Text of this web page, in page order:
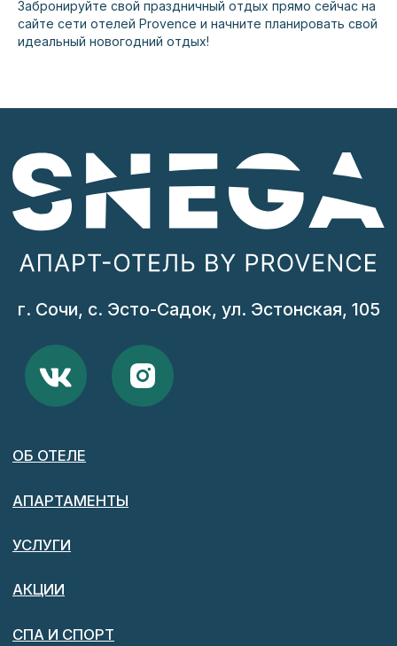
Забронируйте свой праздничный отдых прямо сейчас на
сайте сети отелей Provence и начните планировать свой
идеальный новогодний отдых!
Политика обработки персональных данных
Правовая информация
© 2026 APART-HOTEL SNEGA EPN
Выбор клиентов